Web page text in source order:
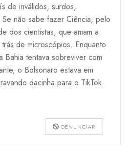
de inválidos, surdos,
não sabe fazer Ciência, pelo
dos cientistas, que amam a
de microscópios. Enquanto
tentava sobreviver com
o Bolsonaro estava em
dacinha para o TikTok.
DENUNCIAR